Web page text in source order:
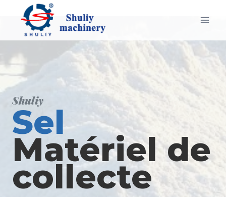
contenu
Shuliy
Sel
Matériel de
collecte